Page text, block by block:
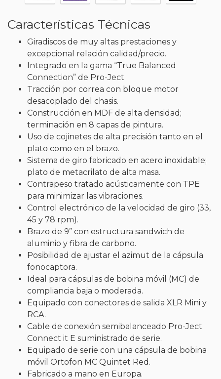
Características Técnicas
Giradiscos de muy altas prestaciones y
excepcional relación calidad/precio.
Integrado en la gama “True Balanced
Connection” de Pro-Ject
Tracción por correa con bloque motor
desacoplado del chasis.
Construcción en MDF de alta densidad;
terminación en 8 capas de pintura.
Uso de cojinetes de alta precisión tanto en el
plato como en el brazo.
Sistema de giro fabricado en acero inoxidable;
plato de metacrilato de alta masa.
Contrapeso tratado acústicamente con TPE
para minimizar las vibraciones.
Control electrónico de la velocidad de giro (33,
45 y 78 rpm).
Brazo de 9” con estructura sandwich de
aluminio y fibra de carbono.
Posibilidad de ajustar el azimut de la cápsula
fonocaptora.
Ideal para cápsulas de bobina móvil (MC) de
compliancia baja o moderada.
Equipado con conectores de salida XLR Mini y
RCA.
Cable de conexión semibalanceado Pro-Ject
Connect it E suministrado de serie.
Equipado de serie con una cápsula de bobina
móvil Ortofon MC Quintet Red.
Fabricado a mano en Europa.